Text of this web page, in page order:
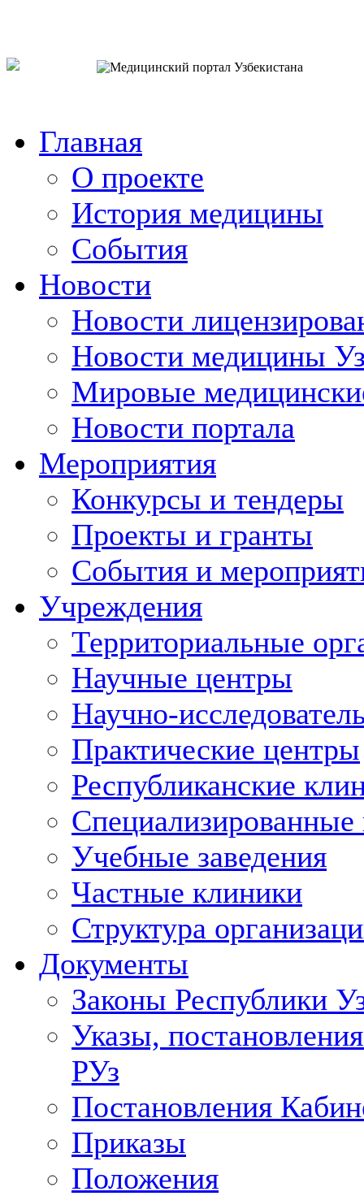
Главная
О проекте
История медицины
События
Новости
Новости
Новости медицины
Мировые
Новости портала
Мероприятия
Конкурсы и тендеры
Проекты и гранты
События и
Учреждения
Территориальные
Научные центры
Научно-
Практические центры
Республиканские
Учебные заведения
Частные клиники
Структура
Документы
Законы Республики
Указы,
РУз
Постановления
Приказы
Положения